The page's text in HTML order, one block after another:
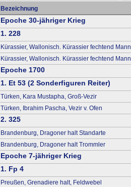
Bezeichnung
Epoche 30-jähriger Krieg
1. 228
Kürassier, Wallonisch. Kürassier fechtend
Kürassier, Wallonisch. Kürassier fechtend
Epoche 1700
1. Et 53 (2 Sonderfiguren Reiter)
Türken, Kara Mustapha, Groß-Vezir
Türken, Ibrahim Pascha, Vezir v. Ofen
2. 325
Brandenburg, Dragoner halt Standarte
Brandenburg, Dragoner halt Trommler
Epoche 7-jähriger Krieg
1. Fp 4
Preußen, Grenadiere halt, Feldwebel